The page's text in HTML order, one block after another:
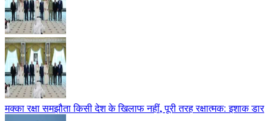
मक्का रक्षा समझौता किसी देश के खिलाफ नहीं, पूरी तरह रक्षात्मक: इशाक डार